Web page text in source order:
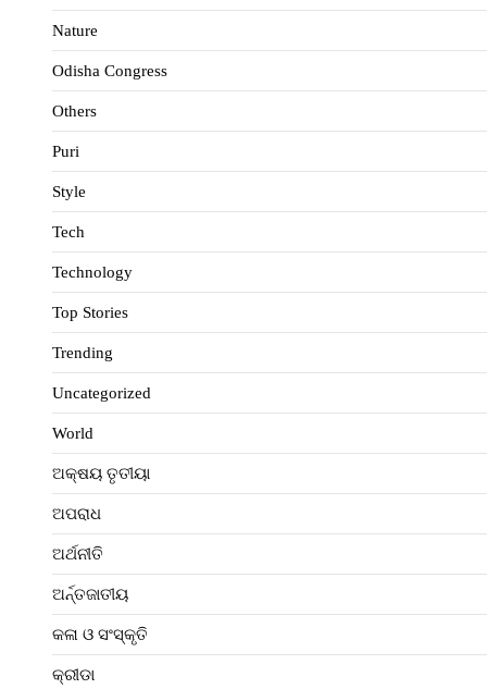
Nature
Odisha Congress
Others
Puri
Style
Tech
Technology
Top Stories
Trending
Uncategorized
World
ଅକ୍ଷୟ ତୃତୀୟା
ଅପରାଧ
ଅର୍ଥନୀତି
ଅର୍ନ୍ତଜାତୀୟ
କଳା ଓ ସଂସ୍କୃତି
କ୍ରୀଡା